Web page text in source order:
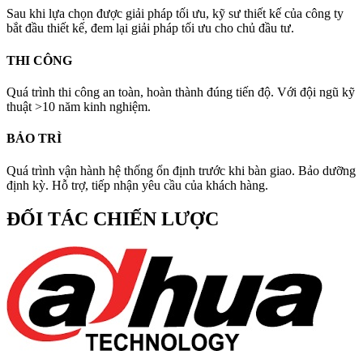
Sau khi lựa chọn được giải pháp tối ưu, kỹ sư thiết kế của công ty
bắt đầu thiết kế, đem lại giải pháp tối ưu cho chủ đầu tư.
THI CÔNG
Quá trình thi công an toàn, hoàn thành đúng tiến độ. Với đội ngũ kỹ
thuật >10 năm kinh nghiệm.
BẢO TRÌ
Quá trình vận hành hệ thống ổn định trước khi bàn giao. Bảo dưỡng
định kỳ. Hỗ trợ, tiếp nhận yêu cầu của khách hàng.
ĐỐI TÁC CHIẾN LƯỢC